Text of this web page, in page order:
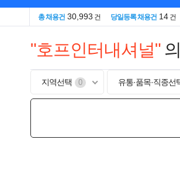
총 채용건 30,993 건 당일등록 채용건 14 건
"호프인터내셔널"
지역선택 0 유통·품목·직종선